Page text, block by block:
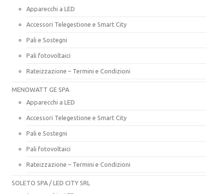
Apparecchi a LED
Accessori Telegestione e Smart City
Pali e Sostegni
Pali fotovoltaici
Rateizzazione – Termini e Condizioni
MENOWATT GE SPA
Apparecchi a LED
Accessori Telegestione e Smart City
Pali e Sostegni
Pali fotovoltaici
Rateizzazione – Termini e Condizioni
SOLETO SPA / LED CITY SRL